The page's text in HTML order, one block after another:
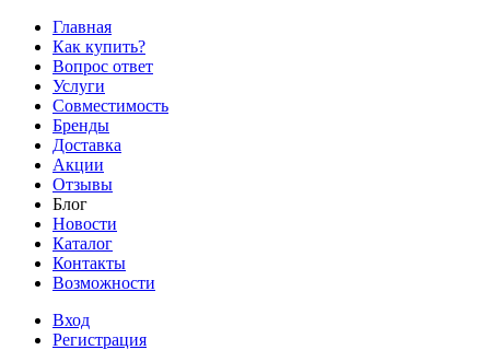
Главная
Как купить?
Вопрос ответ
Услуги
Совместимость
Бренды
Доставка
Акции
Отзывы
Блог
Новости
Каталог
Контакты
Возможности
Вход
Регистрация